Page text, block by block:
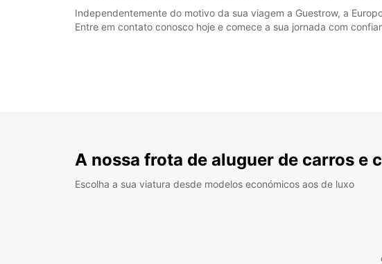
Independentemente do motivo da sua viagem a Guestrow, a
Entre em contato conosco hoje e comece a sua jornada com
A nossa frota de aluguer de carros e
Escolha a sua viatura desde modelos económicos aos de luxo